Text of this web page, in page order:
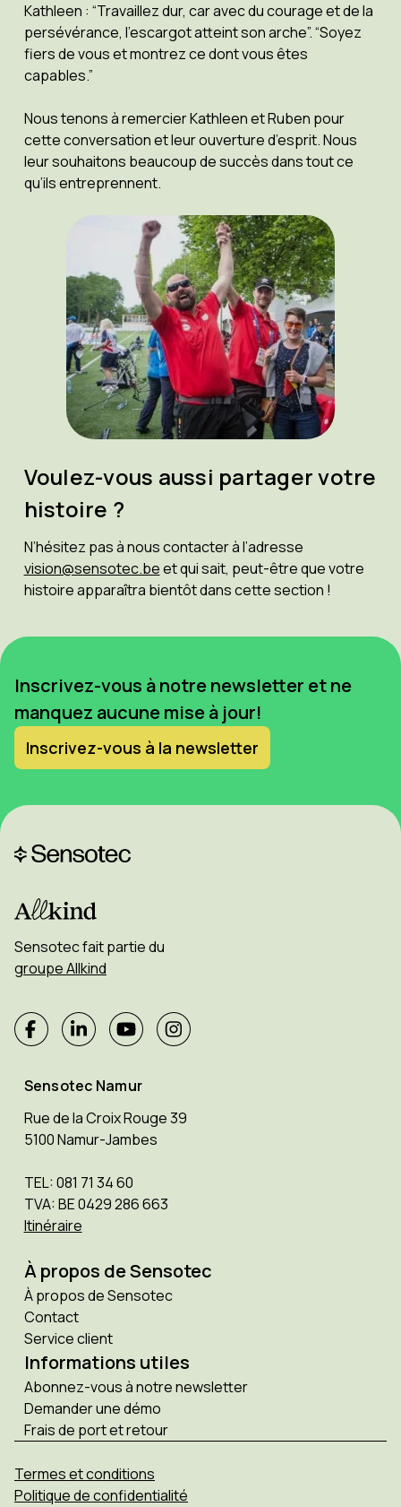
Kathleen : “Travaillez dur, car avec du courage et de la
persévérance, l’escargot atteint son arche”. “Soyez
fiers de vous et montrez ce dont vous êtes
capables.”
Nous tenons à remercier Kathleen et Ruben pour
cette conversation et leur ouverture d’esprit. Nous
leur souhaitons beaucoup de succès dans tout ce
qu’ils entreprennent.
Voulez-vous aussi partager votre
histoire ?
N’hésitez pas à nous contacter à l’adresse
vision@sensotec.beet qui sait, peut-être que votre
histoire apparaîtra bientôt dans cette section !
Inscrivez-vous à notre newsletter et ne
manquez aucune mise à jour!
Inscrivez-vous à la newsletter
Sensotec fait partie du
groupe Allkind
Sensotec Namur
Rue de la Croix Rouge 39
5100 Namur-Jambes
TEL: 081 71 34 60
TVA: BE 0429 286 663
Itinéraire
À propos de Sensotec
À propos de Sensotec
Contact
Service client
Informations utiles
Abonnez-vous à notre newsletter
Demander une démo
Frais de port et retour
Termes et conditions
Politique de confidentialité